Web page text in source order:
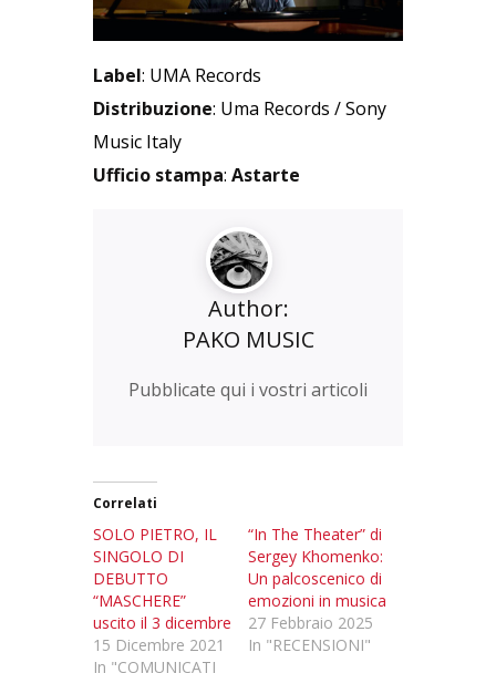
Label: UMA Records
Distribuzione: Uma Records / Sony
Music Italy
Ufficio stampa: Astarte
Author:
PAKO MUSIC
Pubblicate qui i vostri articoli
Correlati
SOLO PIETRO, IL
SINGOLO DI
DEBUTTO
“MASCHERE”
uscito il 3 dicembre
15 Dicembre 2021
In "COMUNICATI
“In The Theater” di
Sergey Khomenko:
Un palcoscenico di
emozioni in musica
27 Febbraio 2025
In "RECENSIONI"